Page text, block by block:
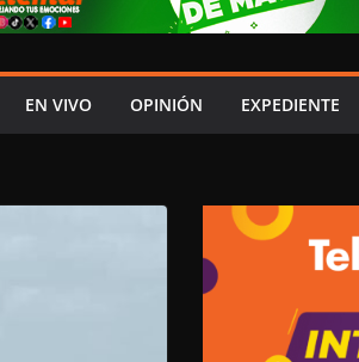
EN VIVO OPINIÓN EXPEDIENTE